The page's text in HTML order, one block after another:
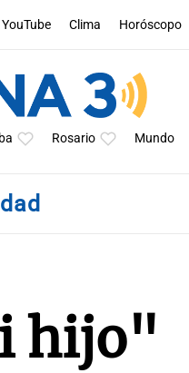
YouTube Clima Horóscopo
Rosario Mundo
hijo"